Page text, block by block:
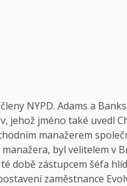
NYPD. Adams a
jehož jméno také uvedl
manažerem
byl velitelem v
době zástupcem šéfa
zaměstnance